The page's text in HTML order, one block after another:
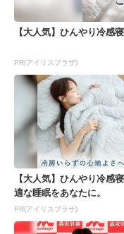
【大人気】ひんやり冷感
PR(アイリスプラザ)
【大人気】ひんやり冷感
適な睡眠をあなたに。
PR(アイリスプラザ)